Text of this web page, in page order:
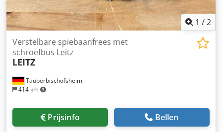
1 /2
Tauberbischofsheim
414 km
Verstelbare spiebaanfrees met
schroefbus Leitz
LEITZ
Prijsinfo Bellen